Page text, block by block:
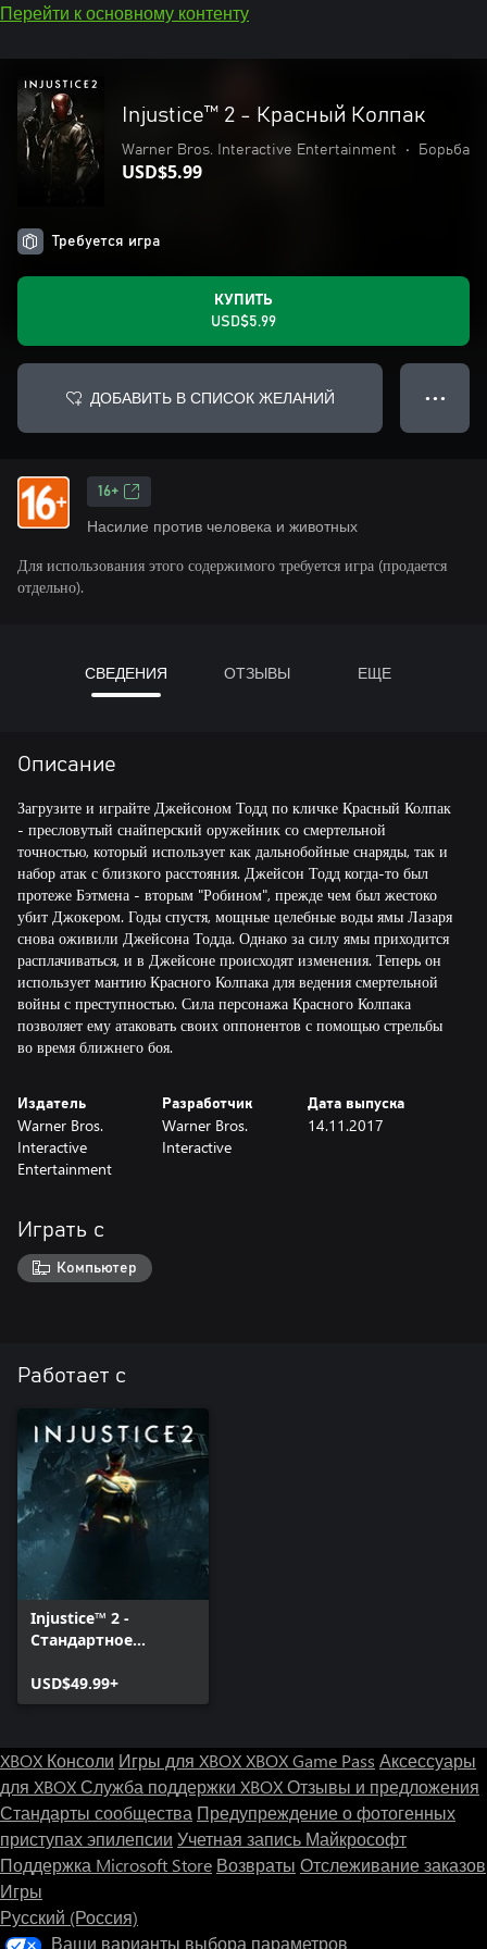
Перейти к основному контенту
Injustice™ 2 - Красный Колпак
Warner Bros. Interactive Entertainment • Борьба
USD$5.99
Требуется игра
КУПИТЬ
USD$5.99
ДОБАВИТЬ В СПИСОК ЖЕЛАНИЙ ● ● ●
16+
Насилие против человека и животных
Для использования этого содержимого требуется игра (продается
отдельно).
СВЕДЕНИЯ ОТЗЫВЫ ЕЩЕ
Описание
Загрузите и играйте Джейсоном Тодд по кличке Красный Колпак
- пресловутый снайперский оружейник со смертельной
точностью, который использует как дальнобойные снаряды, так и
набор атак с близкого расстояния. Джейсон Тодд когда-то был
протеже Бэтмена - вторым "Робином", прежде чем был жестоко
убит Джокером. Годы спустя, мощные целебные воды ямы Лазаря
снова оживили Джейсона Тодда. Однако за силу ямы приходится
расплачиваться, и в Джейсоне происходят изменения. Теперь он
использует мантию Красного Колпака для ведения смертельной
войны с преступностью. Сила персонажа Красного Колпака
позволяет ему атаковать своих оппонентов с помощью стрельбы
во время ближнего боя.
Издатель
Warner Bros.
Interactive
Entertainment
Разработчик
Warner Bros.
Interactive
Дата выпуска
14.11.2017
Играть с
Компьютер
Работает с
Injustice™ 2 -
Стандартное
USD$49.99+
XBOX Консоли Игры для XBOXXBOX Game Pass Аксессуары
для XBOXСлужба поддержки XBOXОтзывы и предложения
Стандарты сообщества Предупреждение о фотогенных
приступах эпилепсии Учетная запись Майкрософт
Поддержка Microsoft Store Возвраты Отслеживание заказов
Игры
Русский (Россия)
Ваши варианты выбора параметров